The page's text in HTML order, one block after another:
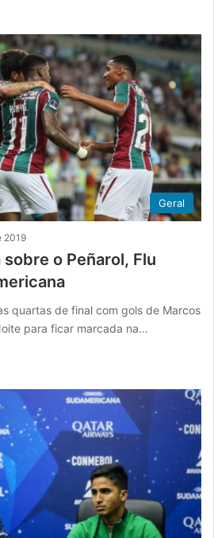
Geral
2019
o Peñarol, Flu
quartas de final com gols de Marcos
para ficar marcada na…